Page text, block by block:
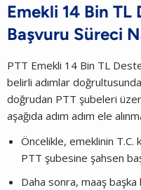
Emekli 14 Bin TL
Başvuru Süreci
PTT Emekli 14 Bin TL
belirli adımlar
doğrudan PTT şubeleri
aşağıda adım adım ele
Öncelikle, emeklinin T.C.
PTT şubesine şahsen
Daha sonra, maaş başka